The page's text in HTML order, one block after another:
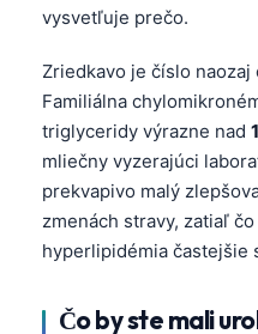
vysvetľuje prečo.
Zriedkavo je číslo
Familiálna
triglyceridy výrazne nad
mliečny vyzerajúci
prekvapivo malý
zmenách stravy, zatiaľ
hyperlipidémia častejšie
Čo by ste mali
አማርኛ
Українська
O‘zbekcha
Català
Қазақ тілі
Suomi
Hrvatski